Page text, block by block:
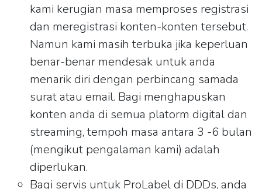
kami kerugian masa memproses registrasi
dan meregistrasi konten-konten tersebut.
Namun kami masih terbuka jika keperluan
benar-benar mendesak untuk anda
menarik diri dengan perbincang samada
surat atau email. Bagi menghapuskan
konten anda di semua platorm digital dan
streaming, tempoh masa antara 3 -6 bulan
(mengikut pengalaman kami) adalah
diperlukan.
Bagi servis untuk ProLabel di DDDs, anda